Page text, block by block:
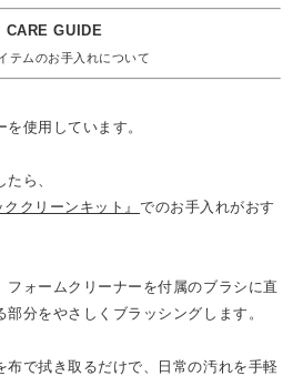
CARE GUIDE
テムのお手入れについて
使用しています。
ら、
ククリーンキット』でのお手入れがおす
フォームクリーナーを付属のブラシに直
分をやさしくブラッシングします。
布で拭き取るだけで、日常の汚れを手軽